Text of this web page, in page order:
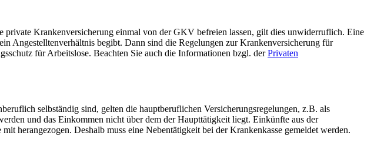
Krankenversicherung einmal von der GKV befreien lassen, gilt dies unwiderruflich. Eine
Angestelltenverhältnis begibt. Dann sind die Regelungen zur Krankenversicherung für
für Arbeitslose. Beachten Sie auch die Informationen bzgl. derPrivaten
selbständig sind, gelten die hauptberuflichen Versicherungsregelungen, z.B. als
und das Einkommen nicht über dem der Haupttätigkeit liegt. Einkünfte aus der
herangezogen. Deshalb muss eine Nebentätigkeit bei der Krankenkasse gemeldet werden.